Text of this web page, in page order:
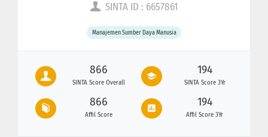
SINTA ID : 6657861
Manajemen Sumber Daya Manusia
866
SINTA Score Overall
194
SINTA Score 3Yr
866
Affil Score
194
Affil Score 3Yr